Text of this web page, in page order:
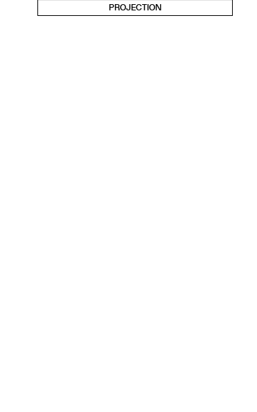
PROJECTION